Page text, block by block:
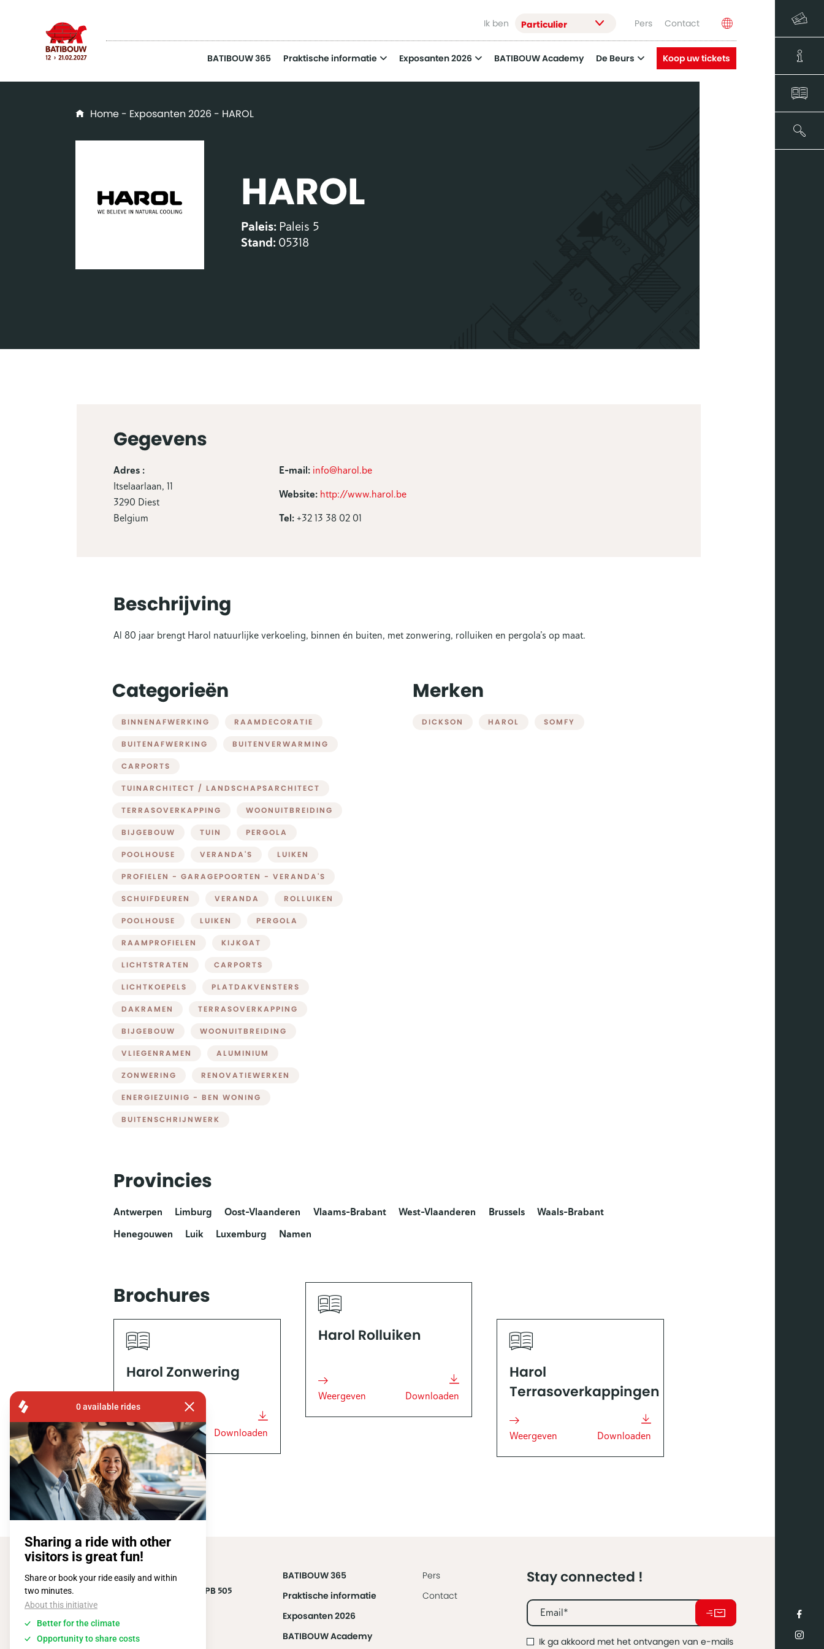
Ik ben Particulier Pers Contact
BATIBOUW 365 Praktische informatie Exposanten 2026 BATIBOUW Academy De Beurs Koop uw tickets
Home - Exposanten 2026 - HAROL
HAROL
Paleis: Paleis 5
Stand: 05318
Gegevens
Adres :
Itselaarlaan, 11
3290 Diest
Belgium
E-mail: info@harol.be
Website: http://www.harol.be
Tel:+32 13 38 02 01
Beschrijving
Al 80 jaar brengt Harol natuurlijke verkoeling, binnen én buiten, met zonwering, rolluiken en pergola’s op maat.
Categorieën
BINNENAFWERKING RAAMDECORATIE
BUITENAFWERKING BUITENVERWARMING
CARPORTS
TUINARCHITECT / LANDSCHAPSARCHITECT
TERRASOVERKAPPING WOONUITBREIDING
BIJGEBOUW TUIN PERGOLA
POOLHOUSE VERANDA'S LUIKEN
PROFIELEN - GARAGEPOORTEN - VERANDA'S
SCHUIFDEUREN VERANDA ROLLUIKEN
POOLHOUSE LUIKEN PERGOLA
RAAMPROFIELEN KIJKGAT
LICHTSTRATEN CARPORTS
LICHTKOEPELS PLATDAKVENSTERS
DAKRAMEN TERRASOVERKAPPING
BIJGEBOUW WOONUITBREIDING
VLIEGENRAMEN ALUMINIUM
ZONWERING RENOVATIEWERKEN
ENERGIEZUINIG - BEN WONING
BUITENSCHRIJNWERK
Merken
DICKSON HAROL SOMFY
Provincies
Antwerpen Limburg Oost-Vlaanderen Vlaams-Brabant West-Vlaanderen Brussels
Waals-Brabant
Henegouwen
Luik Luxemburg Namen
Brochures
Harol Zonwering
Weergeven Downloaden
Harol Rolluiken
Weergeven Downloaden
Harol
Terrasoverkappingen
Weergeven Downloaden
FISA OPERATIONS
ATOMIUMSQUARE, 1 PB 505
BATIBOUW 365
Praktische informatie
Exposanten 2026
BATIBOUW Academy
Pers
Contact
Stay connected !
Ik ga akkoord met het ontvangen van e-mails